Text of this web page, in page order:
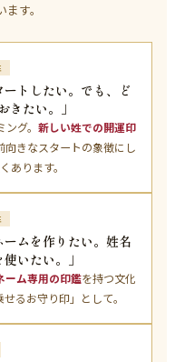
す。
ートしたい。でも、ど
きたい。」
グ。 新しい姓での開運印
きなスタートの象徴にし
あります。
ームを作りたい。姓名
いたい。」
ーム専用の印鑑を持つ文化
るお守り印」として。